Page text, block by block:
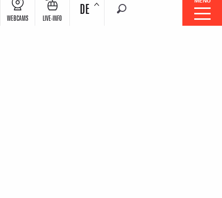
Suche
DE
WEBCAMS LIVE-INFO
finden :
Ich melde mich für den Newsletter an